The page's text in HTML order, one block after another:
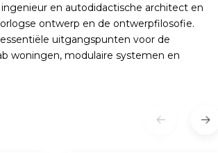
en autodidactische architect en
ontwerp en de ontwerpfilosofie.
uitgangspunten voor de
woningen, modulaire systemen en